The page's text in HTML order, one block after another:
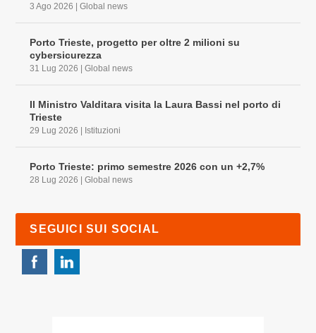
3 Ago 2026 |Global news
Porto Trieste, progetto per oltre 2 milioni su
cybersicurezza
31 Lug 2026 |Global news
Il Ministro Valditara visita la Laura Bassi nel porto di
Trieste
29 Lug 2026 Istituzioni
Porto Trieste: primo semestre 2026 con un +2,7%
28 Lug 2026 |Global news
SEGUICI SUI SOCIAL